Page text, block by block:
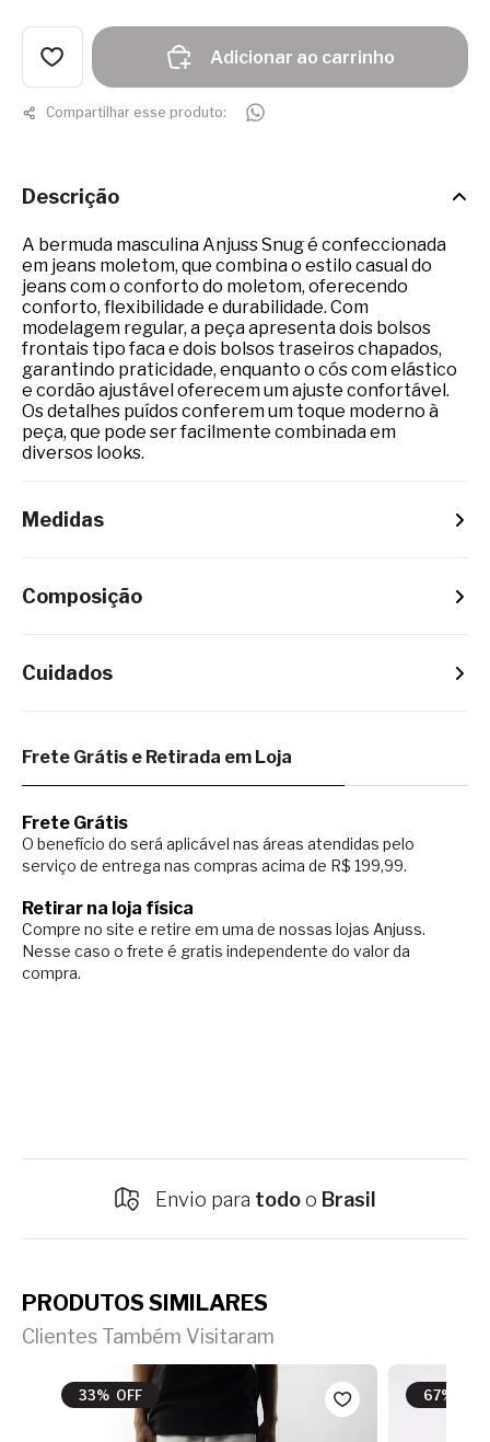
Adicionar ao carrinho
Compartilhar esse produto:
Descrição
A bermuda masculina Anjuss Snug é confeccionada
em jeans moletom, que combina o estilo casual do
jeans com o conforto do moletom, oferecendo
conforto, flexibilidade e durabilidade. Com
modelagem regular, a peça apresenta dois bolsos
frontais tipo faca e dois bolsos traseiros chapados,
garantindo praticidade, enquanto o cós com elástico
e cordão ajustável oferecem um ajuste confortável.
Os detalhes puídos conferem um toque moderno à
peça, que pode ser facilmente combinada em
diversos looks.
Composição
Cuidados
Medidas
Frete Grátis e Retirada em Loja
Frete Grátis
O benefício do será aplicável nas áreas atendidas pelo
serviço de entrega nas compras acima de R$ 199,99.
Retirar na loja física
Compre no site e retire em uma de nossas lojas Anjuss.
Nesse caso o frete é gratis independente do valor da
compra.
Envio para todoo Brasil
PRODUTOS SIMILARES
Clientes Também Visitaram
33% OFF 67% OFF